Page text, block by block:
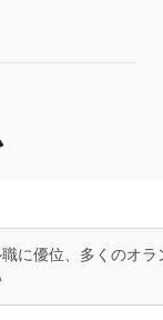
に優位、多くのオラ